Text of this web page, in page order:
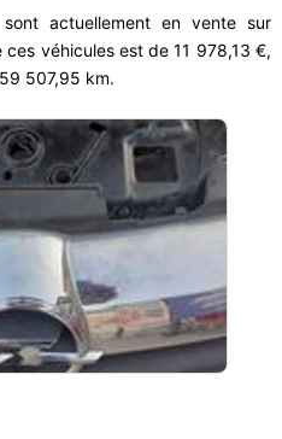
actuellement en vente sur
véhicules est de 11 978,13 €,
507,95 km.